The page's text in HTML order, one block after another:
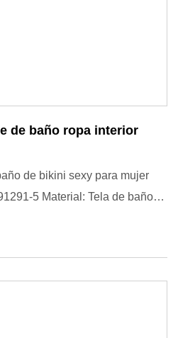
de baño ropa interior
de bikini sexy para mujer
5 Material: Tela de baño